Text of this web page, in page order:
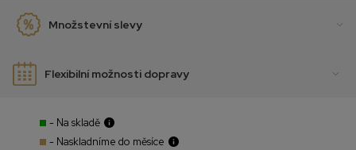
Množstevní slevy
Flexibilní možnosti dopravy
- Na skladě
- Naskladníme do měsíce